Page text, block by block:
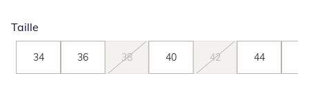
Taille
34 36 38 40 42 44